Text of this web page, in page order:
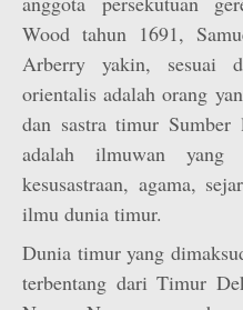
Wood tahun 1691,
Arberry yakin, sesuai
orientalis adalah orang
dan sastra timur Sumber
adalah ilmuwan yang
kesusastraan, agama,
ilmu dunia timur.
Dunia timur yang
terbentang dari Timur